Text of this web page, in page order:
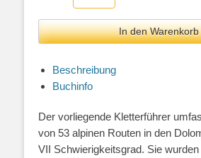
Beschreibung
Buchinfo
Der vorliegende Kletterführer
von 53 alpinen Routen in den
VII Schwierigkeitsgrad. Sie